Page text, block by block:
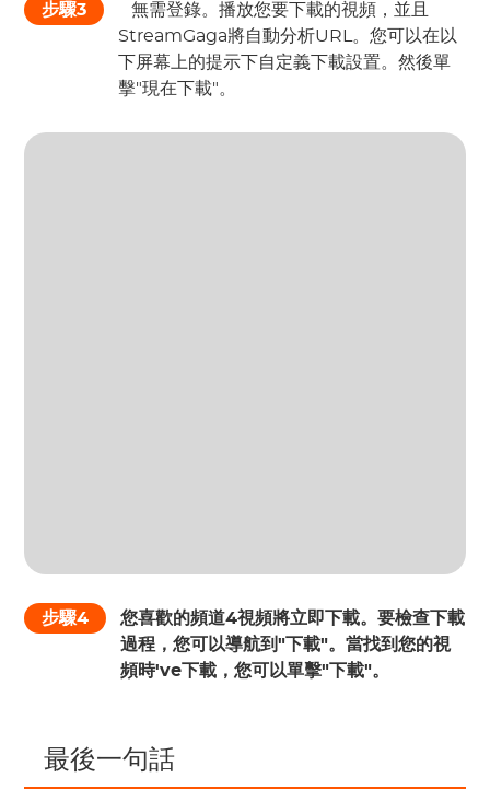
步驟3
無需登錄。播放您要下載的視頻，並且
StreamGaga將自動分析URL。您可以在以
下屏幕上的提示下自定義下載設置。然後單
擊"現在下載"。
步驟4
您喜歡的頻道4視頻將立即下載。要檢查下載
過程，您可以導航到"下載"。當找到您的視
頻時've下載，您可以單擊"下載"。
最後一句話